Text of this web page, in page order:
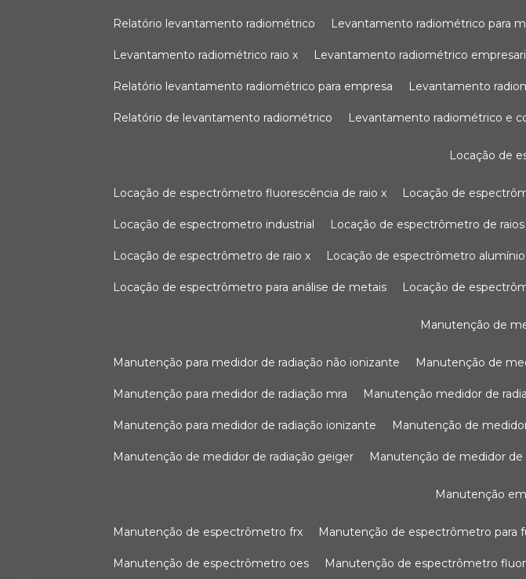
relatório levantamento radiométrico levantamento radiométrico para
levantamento radiométrico raio x levantamento radiométrico
relatório levantamento radiométrico para empresa levantamento
relatório de levantamento radiométrico levantamento radiométrico e
locação de
locação de espectrômetro fluorescência de raio x locação de
locação de espectrometro industrial locação de espectrômetro de
locação de espectrômetro de raio x locação de espectrômetro alumínio
locação de espectrômetro para análise de metais locação de
manutenção de
manutenção para medidor de radiação não ionizante manutenção de
manutenção para medidor de radiação mra manutenção medidor de
manutenção para medidor de radiação ionizante manutenção de
manutenção de medidor de radiação geiger manutenção de medidor
manutenção
manutenção de espectrômetro frx manutenção de espectrômetro para
manutenção de espectrômetro oes manutenção de espectrômetro